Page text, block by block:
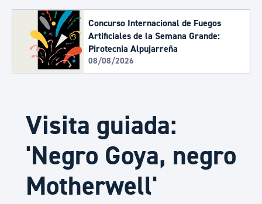
Concurso Internacional de Fuegos
Artificiales de la Semana Grande:
Pirotecnia Alpujarreña
08/08/2026
Visita guiada:
'Negro Goya, negro
Motherwell'